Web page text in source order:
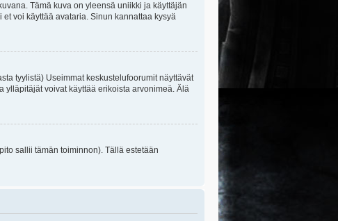
Tämä kuva on yleensä uniikki ja käyttäjän
voi käyttää avataria. Sinun kannattaa kysyä
tyylistä) Useimmat keskustelufoorumit näyttävät
ylläpitäjät voivat käyttää erikoista arvonimeä. Älä
sallii tämän toiminnon). Tällä estetään